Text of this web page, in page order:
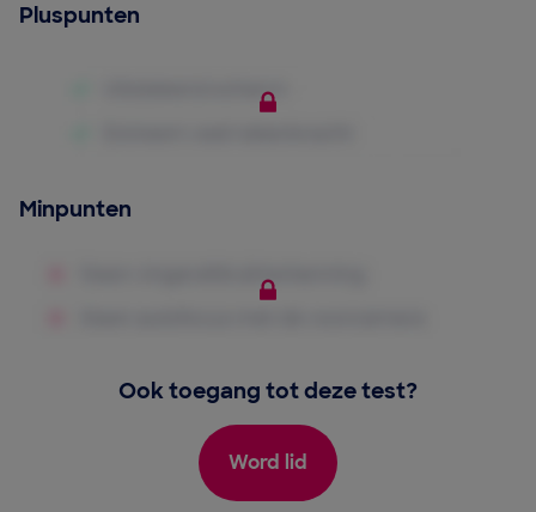
Pluspunten
Minpunten
Ook toegang tot deze test?
Word lid